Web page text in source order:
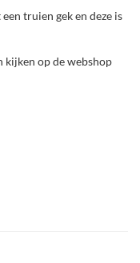
truien gek en deze is
kijken op de webshop